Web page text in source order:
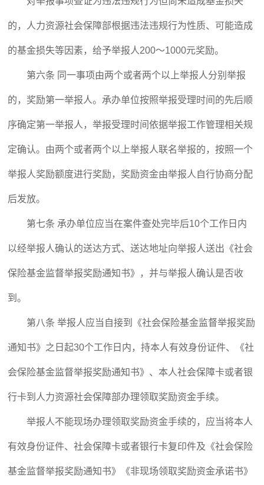
的，人力资源社会保障部根据违法违规行为性质、可能造成
的基金损失等因素，给予举报人200～1000元奖励。
第六条 同一事项由两个或者两个以上举报人分别举报
的，奖励第一举报人。承办单位按照举报受理时间的先后顺
序确定第一举报人，举报受理时间依据举报工作管理相关规
定确认。由两个或者两个以上举报人联名举报的，按照一个
举报人奖励额度进行奖励，奖励资金由举报人自行协商分配
后发放。
第七条 承办单位应当在案件查处完毕后10个工作日内
以经举报人确认的送达方式、送达地址向举报人送出《社会
保险基金监督举报奖励通知书》，并与举报人确认是否收
到。
第八条 举报人应当自接到《社会保险基金监督举报奖励
通知书》之日起30个工作日内，持本人有效身份证件、《社
会保险基金监督举报奖励通知书》、本人社会保障卡或者银
行卡到人力资源社会保障部办理领取奖励资金手续。
举报人不能现场办理领取奖励资金手续的，应当将本人
有效身份证件、社会保障卡或者银行卡复印件及《社会保险
基金监督举报奖励通知书》《非现场领取奖励资金承诺书》